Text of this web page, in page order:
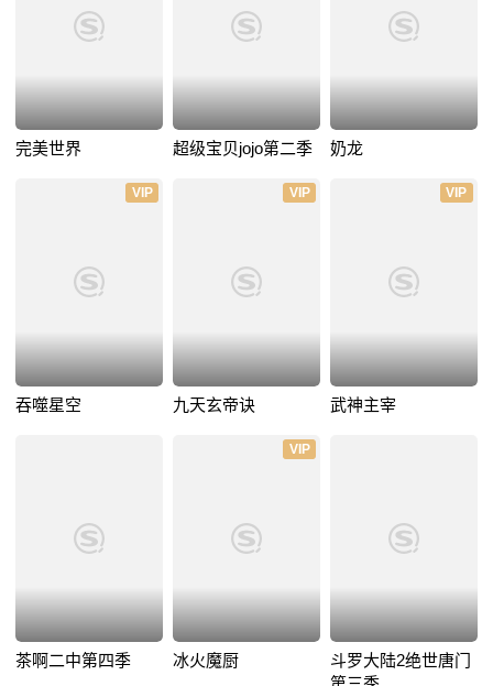
完美世界 超级宝贝jojo第二季 奶龙
VIP
吞噬星空
VIP
九天玄帝诀
VIP
武神主宰
茶啊二中第四季
VIP
冰火魔厨
斗罗大陆2绝世唐门